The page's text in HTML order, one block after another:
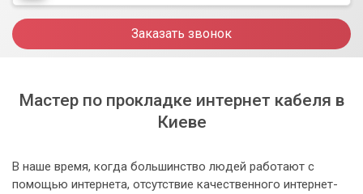
Заказать звонок
Мастер по прокладке интернет кабеля в
Киеве
В наше время, когда большинство людей работают с
помощью интернета, отсутствие качественного интернет-